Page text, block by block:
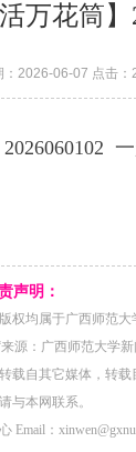
活万花筒
2026-06-07 点击：
2026060102
声明：
权均属于广西师范
源：广西师范大学
自其它媒体，转载
与本网联系。
：